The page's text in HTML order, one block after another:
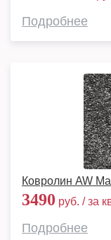
Подробнее
Ковролин AW
3490 руб. / за
Подробнее